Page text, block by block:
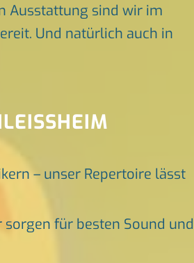
Ausstattung sind wir im
Und natürlich auch in
– unser Repertoire lässt
für besten Sound und